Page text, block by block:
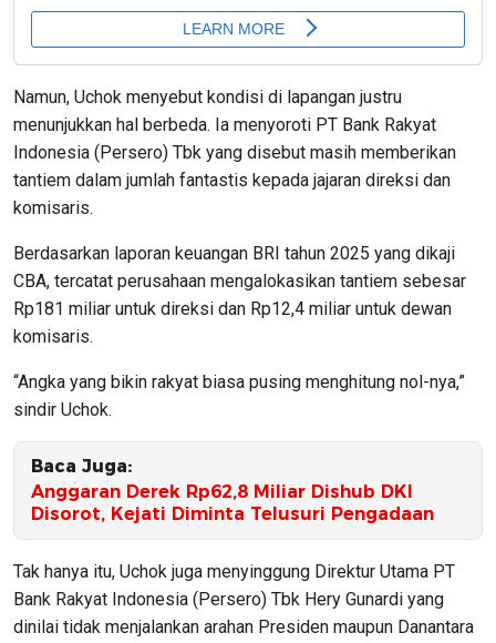
Namun, Uchok menyebut kondisi di lapangan justru
menunjukkan hal berbeda. Ia menyoroti PT Bank Rakyat
Indonesia (Persero) Tbk yang disebut masih memberikan
tantiem dalam jumlah fantastis kepada jajaran direksi dan
komisaris.
Berdasarkan laporan keuangan BRI tahun 2025 yang dikaji
CBA, tercatat perusahaan mengalokasikan tantiem sebesar
Rp181 miliar untuk direksi dan Rp12,4 miliar untuk dewan
komisaris.
“Angka yang bikin rakyat biasa pusing menghitung nol-nya,”
sindir Uchok.
Baca Juga:
Anggaran Derek Rp62,8 Miliar Dishub DKI
Disorot, Kejati Diminta Telusuri Pengadaan
Tak hanya itu, Uchok juga menyinggung Direktur Utama PT
Bank Rakyat Indonesia (Persero) Tbk Hery Gunardi yang
dinilai tidak menjalankan arahan Presiden maupun Danantara